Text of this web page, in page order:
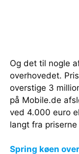
Og det til nogle
overhovedet.
overstige 3
på Mobile.de
ved 4.000 euro
langt fra priserne
Spring køen